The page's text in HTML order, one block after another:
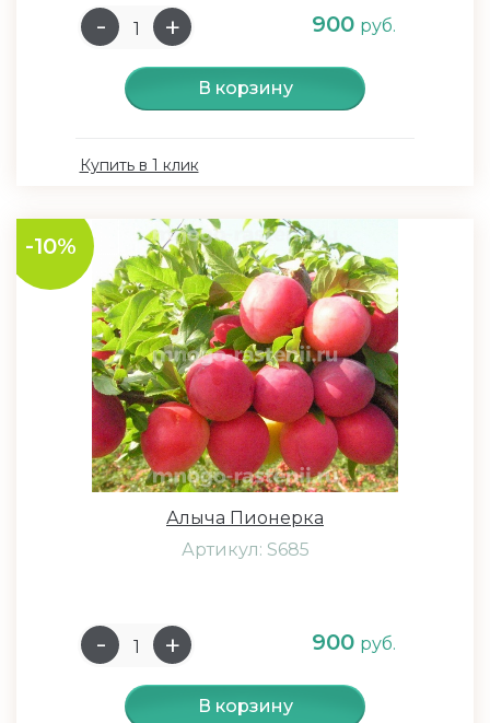
900 руб.
В корзину
Купить в 1 клик
-10%
Алыча Пионерка
Артикул: S685
900 руб.
В корзину